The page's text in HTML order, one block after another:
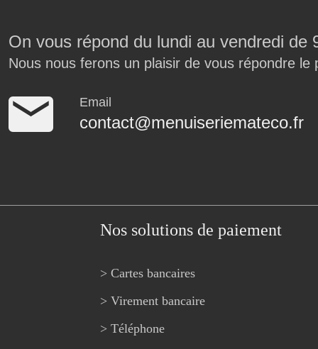
On vous répond du lundi au vendredi
Nous nous ferons un plaisir de vous répondre le
Email
contact@menuiseriemateco.fr
Nos solutions de paiement
> Cartes bancaires
> Virement bancaire
> Téléphone